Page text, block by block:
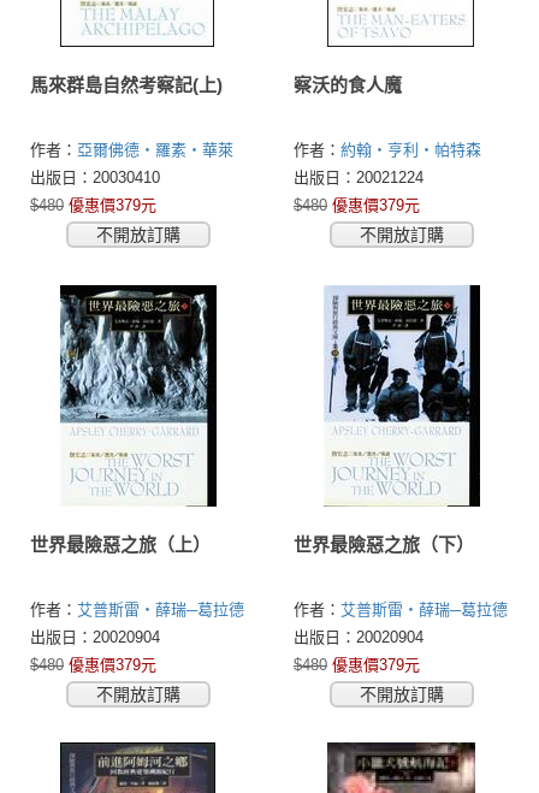
馬來群島自然考察記(上)
作者： 亞爾佛德‧羅素‧華萊
士(Alfred Russel Wallace)
出版日：20030410
$480 優惠價379元
不開放訂購
察沃的食人魔
作者： 約翰‧亨利‧帕特森
(John Henry Patterson)
出版日：20021224
$480 優惠價379元
不開放訂購
世界最險惡之旅（上）
作者： 艾普斯雷‧薛瑞─葛拉德
(Apsley Cherry-Garrard)
出版日：20020904
$480 優惠價379元
不開放訂購
世界最險惡之旅（下）
作者： 艾普斯雷‧薛瑞─葛拉德
(Apsley Cherry-Garrard)
出版日：20020904
$480 優惠價379元
不開放訂購